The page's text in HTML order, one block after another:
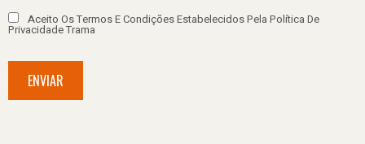
Aceito Os Termos E Condições Estabelecidos Pela Política De
Privacidade Trama
ENVIAR